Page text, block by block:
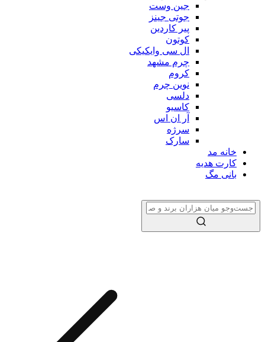
جین وست
جوتی جینز
پیر کاردین
کوتون
ال سی وایکیکی
چرم مشهد
کروم
نوین چرم
دلسی
کاسیو
آر ان اس
سرژه
سارک
خانه مد
کارت هدیه
بانی مگ